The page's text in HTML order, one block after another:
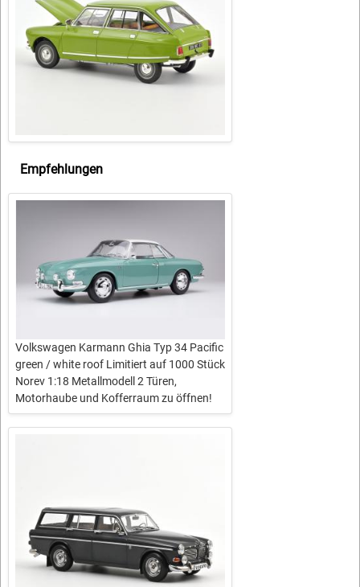
Empfehlungen
Volkswagen Karmann Ghia Typ 34 Pacific
green / white roof Limitiert auf 1000 Stück
Norev 1:18 Metallmodell 2 Türen,
Motorhaube und Kofferraum zu öffnen!